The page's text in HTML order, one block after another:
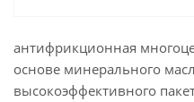
антифрикционная
основе минерального
высокоэффективного